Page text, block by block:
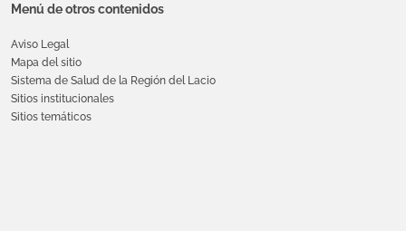
Menú de otros contenidos
Aviso Legal
Mapa del sitio
Sistema de Salud de la Región del Lacio
Sitios institucionales
Sitios temáticos